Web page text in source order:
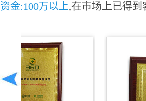
资金:100万以上,在市场上已得